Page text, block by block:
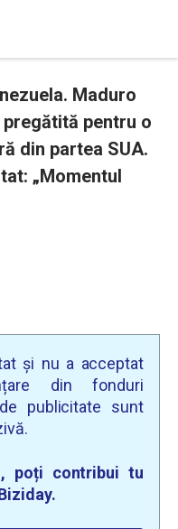
Maduro
pentru o
din partea SUA.
„Momentul
și nu a acceptat
din fonduri
publicitate sunt
poți contribui tu